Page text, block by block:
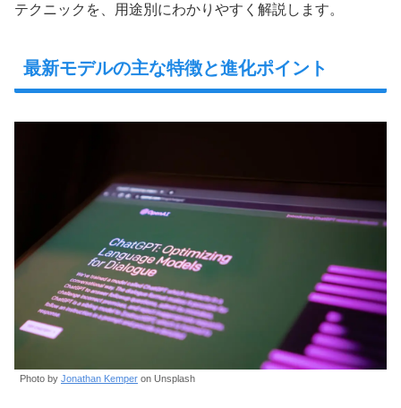
テクニックを、用途別にわかりやすく解説します。
最新モデルの主な特徴と進化ポイント
Photo by Jonathan Kemper on Unsplash